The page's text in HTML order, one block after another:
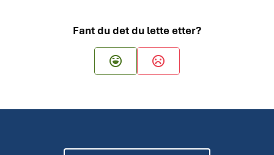
Fant du det du lette etter?
Ja Nei